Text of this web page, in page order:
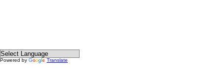
Powered by Translate